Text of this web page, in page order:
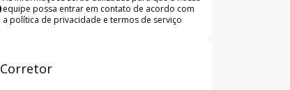
equipe possa entrar em contato de acordo com
a política de privacidade e termos de serviço
Corretor